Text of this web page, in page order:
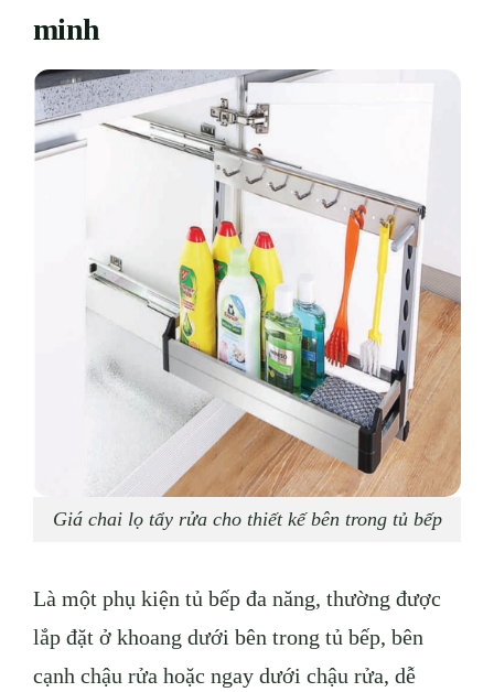
minh
Giá chai lọ tẩy rửa cho thiết kế bên trong tủ bếp
Là một phụ kiện tủ bếp đa năng, thường được
lắp đặt ở khoang dưới bên trong tủ bếp, bên
cạnh chậu rửa hoặc ngay dưới chậu rửa, dễ